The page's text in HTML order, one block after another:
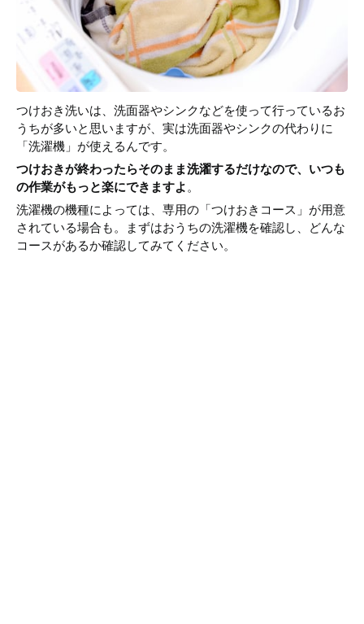
つけおき洗いは、洗面器やシンクなどを使って行っているお
うちが多いと思いますが、実は洗面器やシンクの代わりに
「洗濯機」が使えるんです。
つけおきが終わったらそのまま洗濯するだけなので、いつも
の作業がもっと楽にできますよ 。
洗濯機の機種によっては、専用の「つけおきコース」が用意
されている場合も。まずはおうちの洗濯機を確認し、どんな
コースがあるか確認してみてください。